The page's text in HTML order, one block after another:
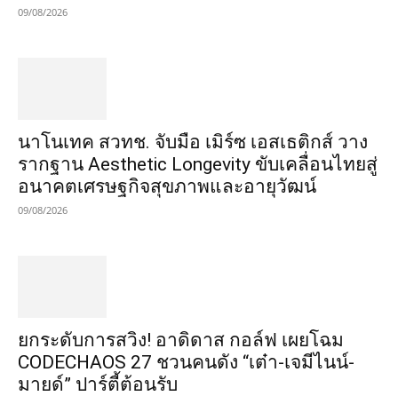
09/08/2026
นาโนเทค สวทช. จับมือ เมิร์ซ เอสเธติกส์ วาง
รากฐาน Aesthetic Longevity ขับเคลื่อนไทยสู่
อนาคตเศรษฐกิจสุขภาพและอายุวัฒน์
09/08/2026
​ยกระดับการสวิง! อาดิดาส กอล์ฟ เผยโฉม
CODECHAOS 27 ชวนคนดัง “เต๋า-เจมีไนน์-
มายด์” ปาร์ตี้ต้อนรับ